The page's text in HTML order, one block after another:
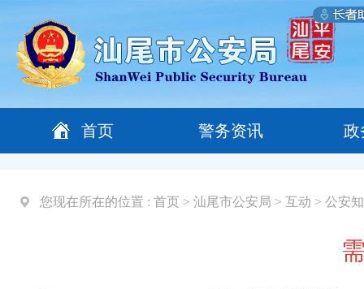
首页 警务资讯 政
您现在所在的位置 : 首页 > 汕尾市公安局 > 互动 > 公安